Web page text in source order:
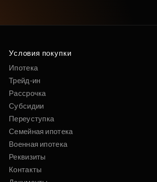
Условия покупки
Ипотека
Трейд-ин
Рассрочка
Субсидии
Переуступка
Семейная ипотека
Военная ипотека
Реквизиты
Контакты